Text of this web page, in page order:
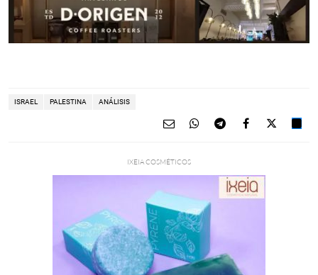
ISRAEL PALESTINA ANÁLISIS